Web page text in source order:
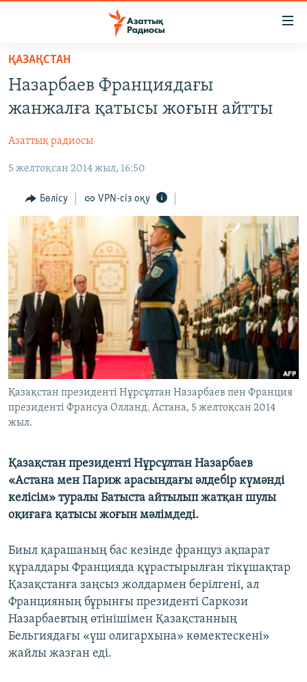
Skip
main
content
to
Navigation
Search
ЖАҢАЛЫҚТАР
САЯСАТ
ҚАҢТАР ОҚИҒАСЫ
АДАМ ҚҰҚЫҚТАРЫ
ӘЛЕУМЕТ
ӘЛЕМ
АРНАЙЫ ЖОБАЛАР
Русский
ЖАЗЫЛЫҢЫЗ
Басқа тілдерде
ҚАЗАҚСТАН
Назарбаев Франциядағы
жанжалға қатысы жоғын айтты
Азаттық радиосы
5 желтоқсан 2014 жыл, 16:50
Бөлісу VPN-сіз оқу
Қазақстан президенті Нұрсұлтан Назарбаев пен Франция
президенті Франсуа Олланд. Астана, 5 желтоқсан 2014
жыл.
Қазақстан президенті Нұрсұлтан Назарбаев
«Астана мен Париж арасындағы әлдебір күмәнді
келісім» туралы Батыста айтылып жатқан шулы
оқиғаға қатысы жоғын мәлімдеді.
Биыл қарашаның бас кезінде француз ақпарат
құралдары Францияда құрастырылған тікұшақтар
Қазақстанға заңсыз жолдармен берілгені, ал
Францияның бұрынғы президенті Саркози
Назарбаевтың өтінішімен Қазақстанның
Бельгиядағы «үш олигархына» көмектескені»
жайлы жазған еді.